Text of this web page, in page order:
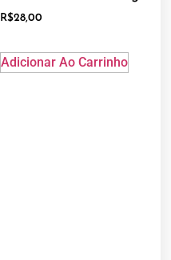
R$28,00
Adicionar Ao Carrinho